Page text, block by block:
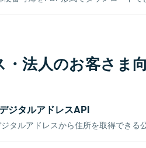
・法人のお客さま
ジタルアドレスAPI
タルアドレスから住所を取得できる